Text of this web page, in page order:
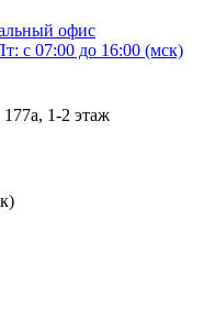
офис
с 07:00 до 16:00 (мск)
​1-2 этаж